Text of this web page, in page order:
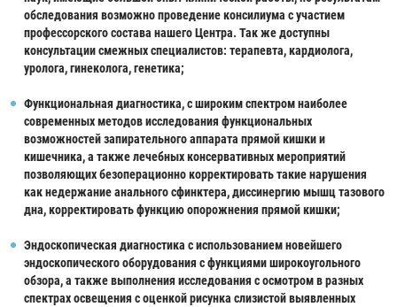
обследования возможно проведение консилиума с участием
профессорского состава нашего Центра. Так же доступны
консультации смежных специалистов: терапевта, кардиолога,
уролога, гинеколога, генетика;
Функциональная диагностика, с широким спектром наиболее
современных методов исследования функциональных
возможностей запирательного аппарата прямой кишки и
кишечника, а также лечебных консервативных мероприятий
позволяющих безоперационно корректировать такие нарушения
как недержание анального сфинктера, диссинергию мышц тазового
дна, корректировать функцию опорожнения прямой кишки;
Эндоскопическая диагностика с использованием новейшего
эндоскопического оборудования с функциями широкоугольного
обзора, а также выполнения исследования с осмотром в разных
спектрах освещения с оценкой рисунка слизистой выявленных